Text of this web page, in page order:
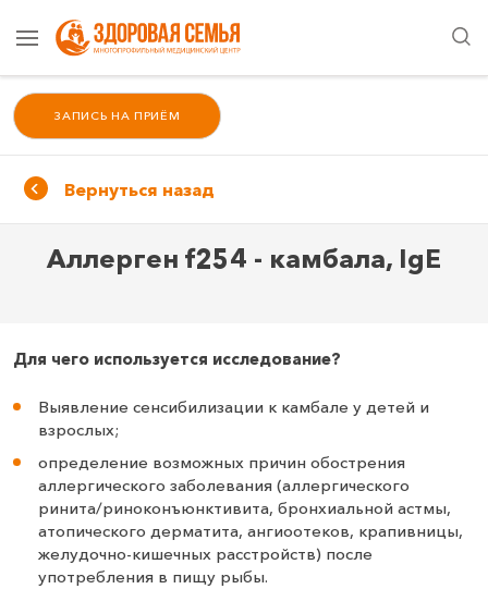
ЗАПИСЬ НА ПРИЁМ
Вернуться назад
Аллерген f254 - камбала, IgE
Для чего используется исследование?
Выявление сенсибилизации к камбале у детей и
взрослых;
определение возможных причин обострения
аллергического заболевания (аллергического
ринита/риноконъюнктивита, бронхиальной астмы,
атопического дерматита, ангиоотеков, крапивницы,
желудочно-кишечных расстройств) после
употребления в пищу рыбы.